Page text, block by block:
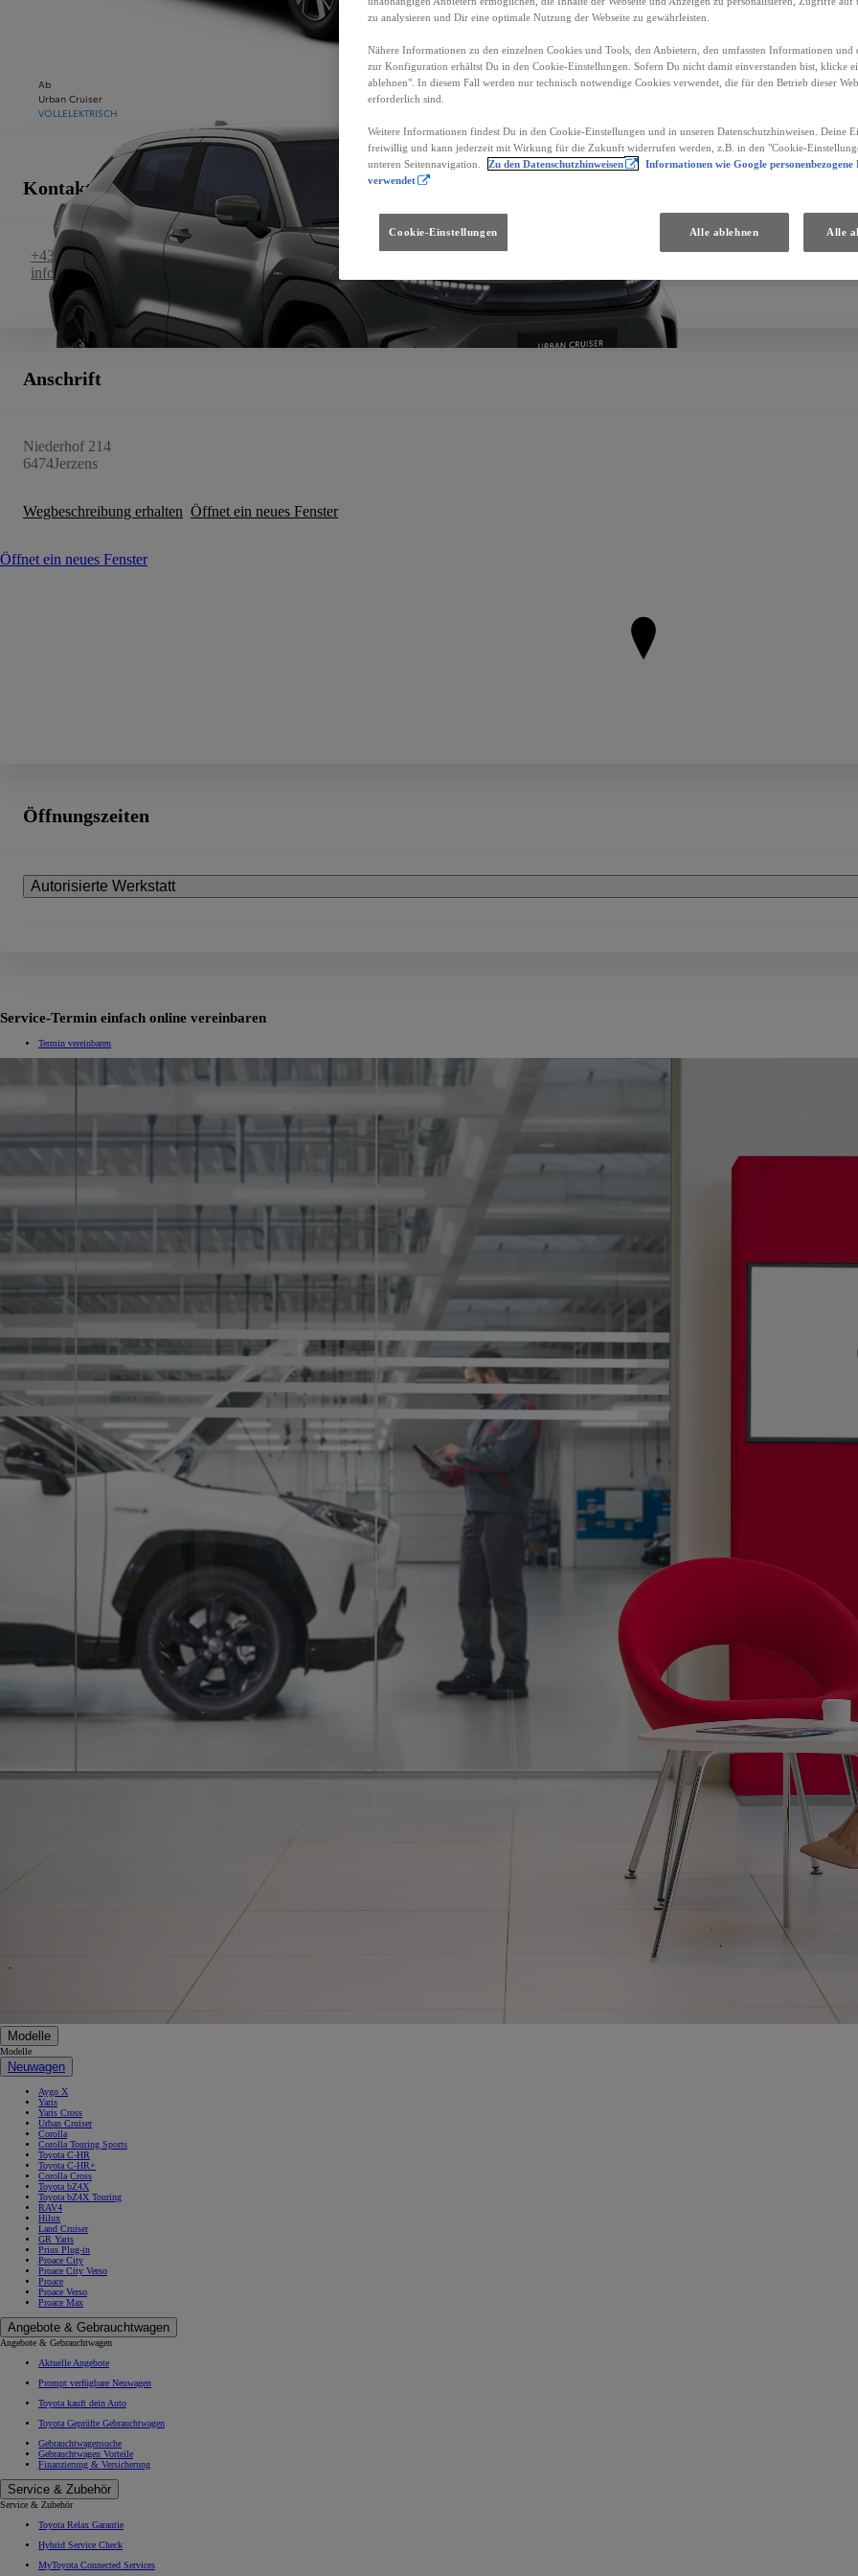
Ab
Urban Cruiser
VOLLELEKTRISCH
C-HR
Hilux
VOLLELEKTRISCH & MILD-HYBRID
Standorte und Öffnungszeiten
Kontakt
+43 5414 87456
info@toyota-reinstadler.at
Anschrift
Niederhof 214
6474Jerzens
Wegbeschreibung erhalten Öffnet ein neues Fenster
Öffnet ein neues Fenster
Öffnungszeiten
Autorisierte Werkstatt
Service-Termin einfach online vereinbaren
Termin vereinbaren
Modelle
Modelle
Neuwagen
Aygo X
Yaris
Yaris Cross
Urban Cruiser
Corolla
Corolla Touring Sports
Toyota C-HR
Toyota C-HR+
Corolla Cross
Toyota bZ4X
Toyota bZ4X Touring
RAV4
Hilux
Land Cruiser
GR Yaris
Prius Plug-in
Proace City
Proace City Verso
Proace
Proace Verso
Proace Max
Angebote & Gebrauchtwagen
Angebote & Gebrauchtwagen
Aktuelle Angebote
Prompt verfügbare Neuwagen
Toyota kauft dein Auto
Toyota Geprüfte Gebrauchtwagen
Gebrauchtwagensuche
Gebrauchtwagen Vorteile
Finanzierung & Versicherung
Service & Zubehör
Service & Zubehör
Toyota Relax Garantie
Hybrid Service Check
MyToyota Connected Services
zu analysieren und Dir eine optimale Nutzung der Webseite zu gewährleisten.
Nähere Informationen zu den einzelnen Cookies und Tools, den Anbietern, den umfassten Informationen
zur Konfiguration erhältst Du in den Cookie-Einstellungen. Sofern Du nicht damit einverstanden bist, klicke
ablehnen". In diesem Fall werden nur technisch notwendige Cookies verwendet, die für den Betrieb dieser
erforderlich sind.
Weitere Informationen findest Du in den Cookie-Einstellungen und in unseren Datenschutzhinweisen. Deine
freiwillig und kann jederzeit mit Wirkung für die Zukunft widerrufen werden, z.B. in den "Cookie-
unteren Seitennavigation.
Zu den Datenschutzhinweisen
Informationen wie Google personenbezogene
verwendet
Cookie-Einstellungen Alle ablehnen Alle